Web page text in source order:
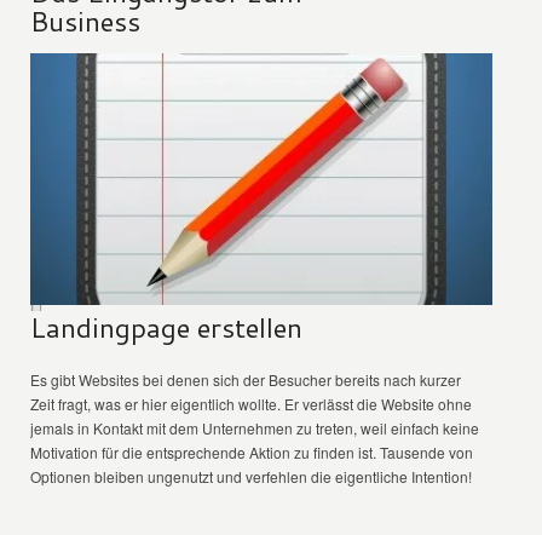
Business
Landingpage erstellen
Es gibt Websites bei denen sich der Besucher bereits nach kurzer
Zeit fragt, was er hier eigentlich wollte. Er verlässt die Website ohne
jemals in Kontakt mit dem Unternehmen zu treten, weil einfach keine
Motivation für die entsprechende Aktion zu finden ist. Tausende von
Optionen bleiben ungenutzt und verfehlen die eigentliche Intention!